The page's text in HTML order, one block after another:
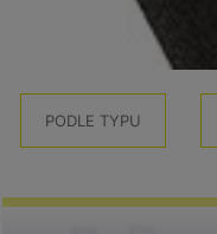
PODLE TYPU